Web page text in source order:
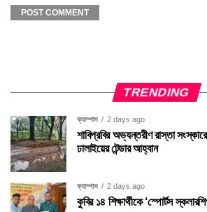
TRENDING
ক্যাম্পাস 2 days ago
শাবিপ্রবির অভ্যন্তরীণ রাস্তা
ঢালাইয়ের টেন্ডার আহ্বান
ক্যাম্পাস 2 days ago
কুবির ১৪ শিক্ষার্থীকে ‘স্পোর্টস